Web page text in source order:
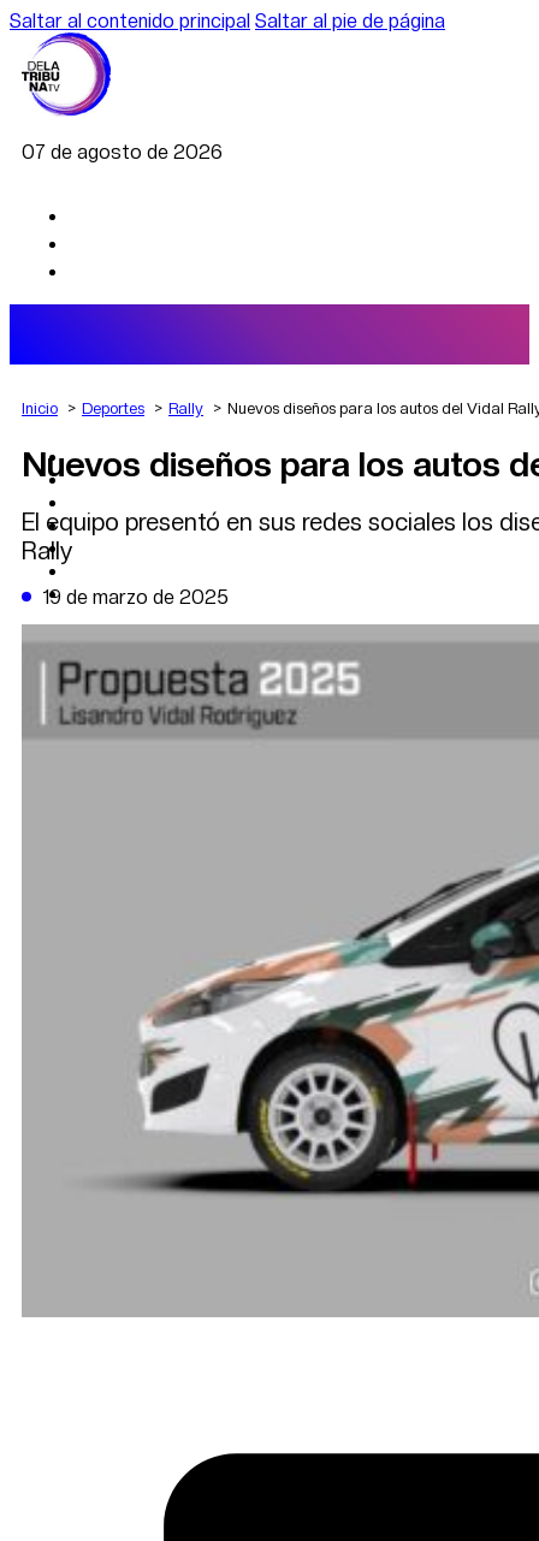
Saltar al contenido principal Saltar al pie de página
07 de agosto de 2026
AGRO
DEPORTES
POLÍTICA
CAMBIO CLIMÁTICO
DE LA TRIBUNA TV
Inicio Deportes Rally Nuevos diseños para los autos del Vidal
Nuevos diseños para los autos
El equipo presentó en sus redes sociales los
Rally
19 de marzo de 2025